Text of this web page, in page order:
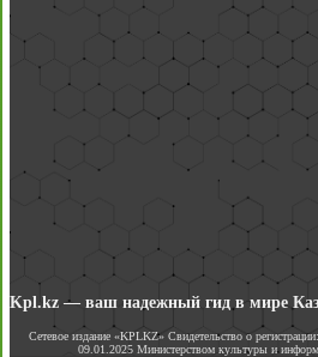
Kpl.kz — ваш надежный гид в мире
Сетевое издание «KPLKZ» Свидетельство о
09.01.2025 Министерством культуры и